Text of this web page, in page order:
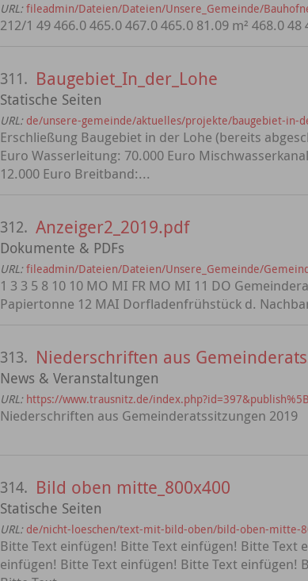
URL: fileadmin/Dateien/Dateien/Unsere_Gemeinde/
212/1 49 466.0 465.0 467.0 465.0 81.09 m² 468.0 48
311. Baugebiet_In_der_Lohe
Statische Seiten
URL: de/unsere-gemeinde/aktuelles/projekte/baugebiet-in-
Erschließung Baugebiet in der Lohe (bereits
Euro Wasserleitung: 70.000 Euro
12.000 Euro Breitband:...
312. Anzeiger2_2019.pdf
Dokumente & PDFs
URL: fileadmin/Dateien/Dateien/Unsere_Gemeinde/
1 3 3 5 8 10 10 MO MI FR MO MI 11 DO
Papiertonne 12 MAI Dorfladenfrühstück d.
313. Niederschriften aus
News & Veranstaltungen
URL: https://www.trausnitz.de/
Niederschriften aus Gemeinderatssitzungen 2019
314. Bild oben mitte_800x400
Statische Seiten
URL: de/nicht-loeschen/text-mit-bild-oben/bild-oben-mitte-
Bitte Text einfügen! Bitte Text einfügen! Bitte Text
einfügen! Bitte Text einfügen! Bitte Text einfügen!